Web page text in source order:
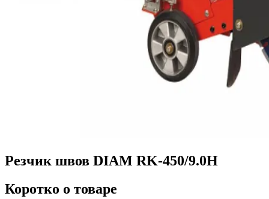
Резчик швов DIAM RK-450/9.0H
Коротко о товаре